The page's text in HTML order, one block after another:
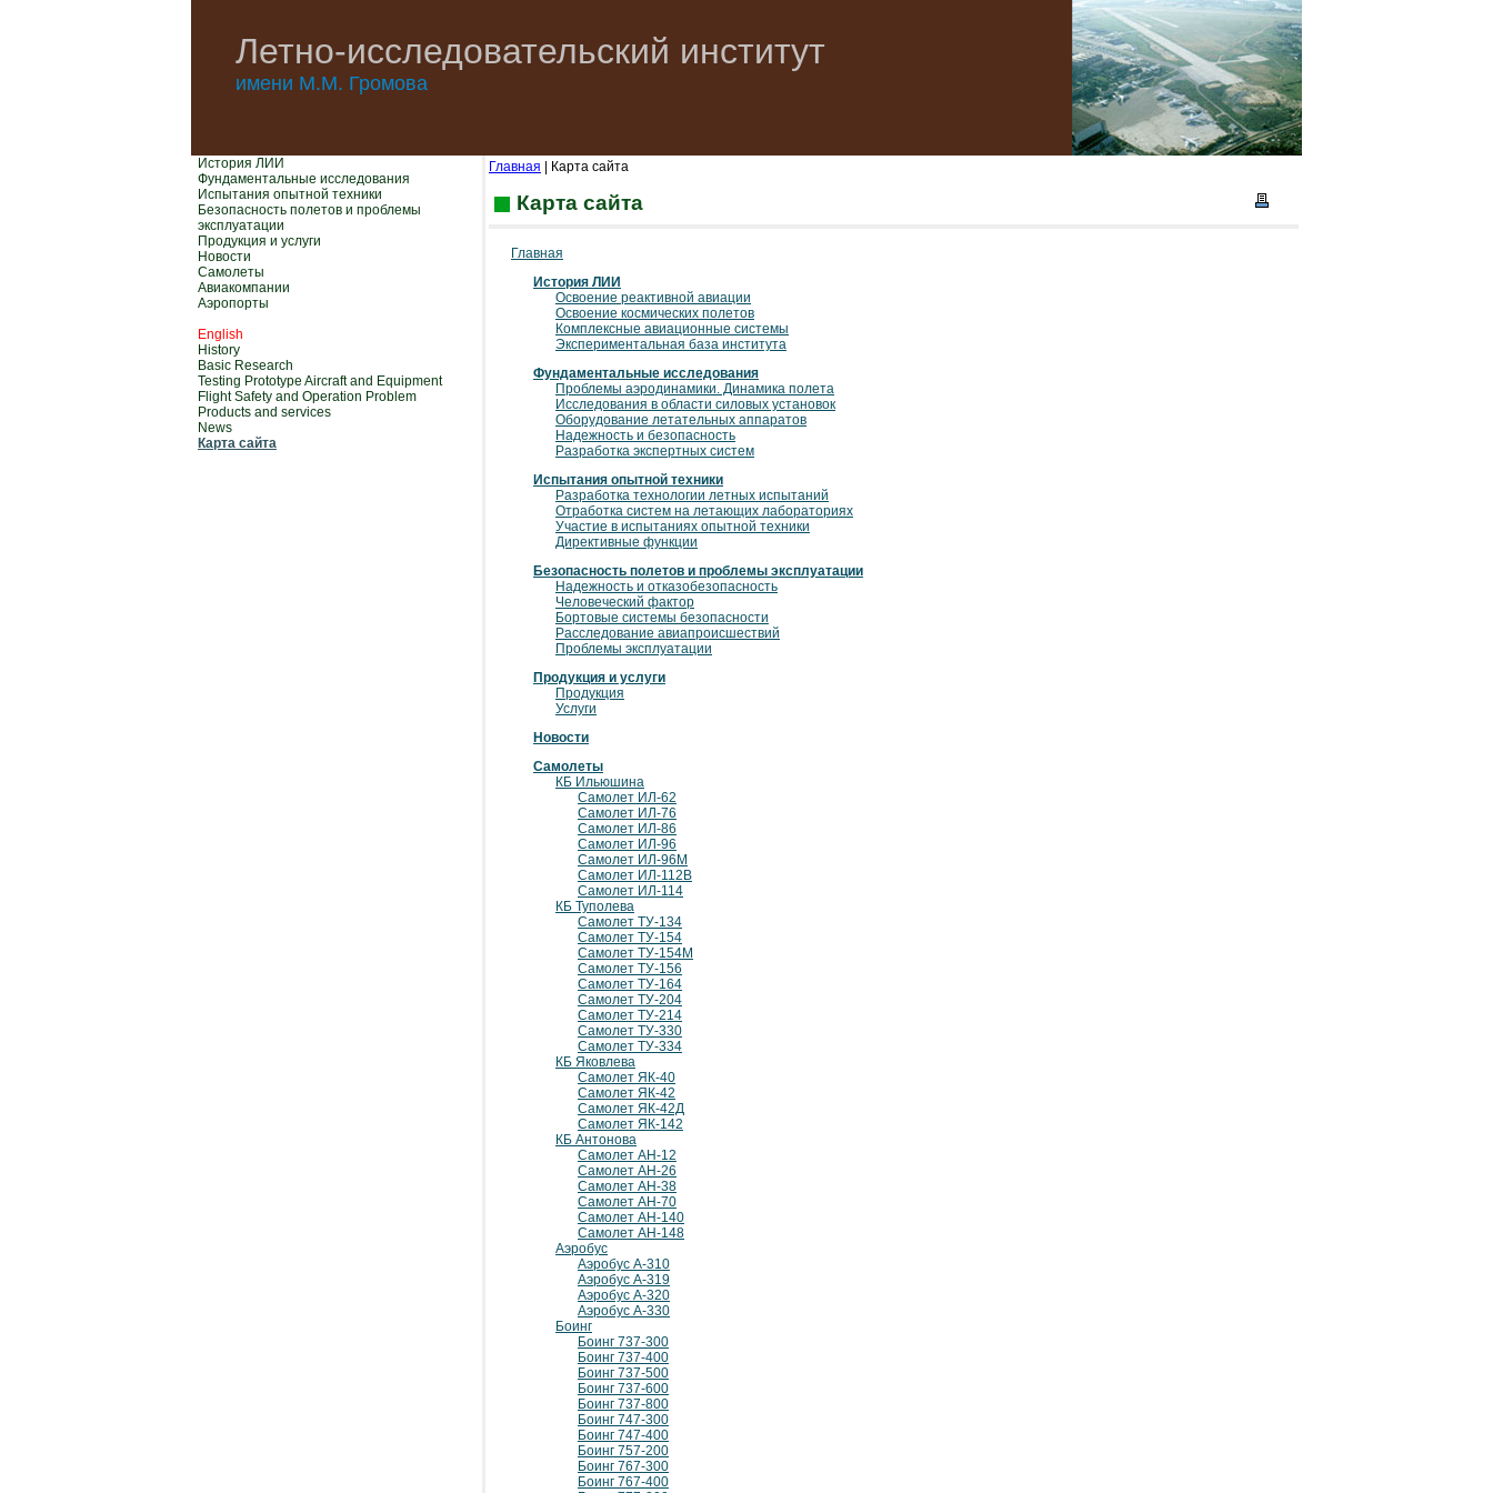
Летно-исследовательский институт
имени М.М. Громова
История ЛИИ
Фундаментальные исследования
Испытания опытной техники
Безопасность полетов и проблемы
эксплуатации
Продукция и услуги
Новости
Самолеты
Авиакомпании
Аэропорты
English
History
Basic Research
Testing Prototype Aircraft and Equipment
Flight Safety and Operation Problem
Products and services
News
Карта сайта
Главная | Карта сайта
Карта сайта
Главная
История ЛИИ
Освоение реактивной авиации
Освоение космических полетов
Комплексные авиационные системы
Экспериментальная база института
Фундаментальные исследования
Проблемы аэродинамики. Динамика полета
Исследования в области силовых установок
Оборудование летательных аппаратов
Надежность и безопасность
Разработка экспертных систем
Испытания опытной техники
Разработка технологии летных испытаний
Отработка систем на летающих лабораториях
Участие в испытаниях опытной техники
Директивные функции
Безопасность полетов и проблемы эксплуатации
Надежность и отказобезопасность
Человеческий фактор
Бортовые системы безопасности
Расследование авиапроисшествий
Проблемы эксплуатации
Продукция и услуги
Продукция
Услуги
Новости
Самолеты
КБ Ильюшина
Самолет ИЛ-62
Самолет ИЛ-76
Самолет ИЛ-86
Самолет ИЛ-96
Самолет ИЛ-96М
Самолет ИЛ-112В
Самолет ИЛ-114
КБ Туполева
Самолет ТУ-134
Самолет ТУ-154
Самолет ТУ-154М
Самолет ТУ-156
Самолет ТУ-164
Самолет ТУ-204
Самолет ТУ-214
Самолет ТУ-330
Самолет ТУ-334
КБ Яковлева
Самолет ЯК-40
Самолет ЯК-42
Самолет ЯК-42Д
Самолет ЯК-142
КБ Антонова
Самолет АН-12
Самолет АН-26
Самолет АН-38
Самолет АН-70
Самолет АН-140
Самолет АН-148
Аэробус
Аэробус А-310
Аэробус А-319
Аэробус А-320
Аэробус А-330
Боинг
Боинг 737-300
Боинг 737-400
Боинг 737-500
Боинг 737-600
Боинг 737-800
Боинг 747-300
Боинг 747-400
Боинг 757-200
Боинг 767-300
Боинг 767-400